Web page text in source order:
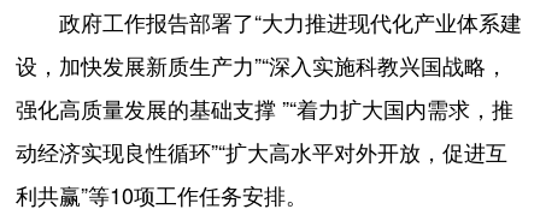
政府工作报告部署了“大力推进现代化产业体系建
设，加快发展新质生产力”“深入实施科教兴国战略，
强化高质量发展的基础支撑 ”“着力扩大国内需求，推
动经济实现良性循环”“扩大高水平对外开放，促进互
利共赢”等10项工作任务安排。